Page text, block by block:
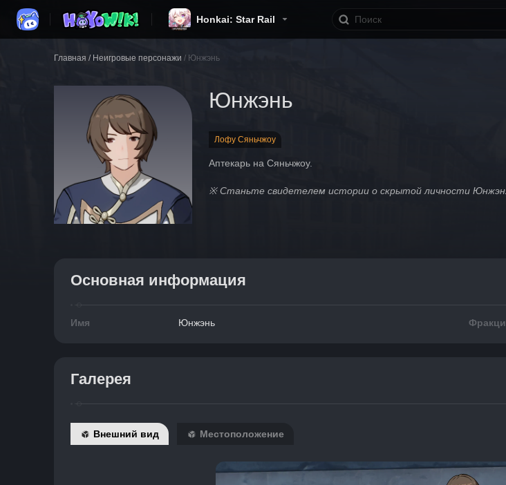
Honkai: Star Rail
Главная / Неигровые персонажи / Юнжэнь
Юнжэнь
Лофу Сяньчжоу
Аптекарь на Сяньчжоу.
※ Станьте свидетелем истории о скрытой личности
Основная информация
Имя Юнжэнь
Галерея
Внешний вид Местоположение